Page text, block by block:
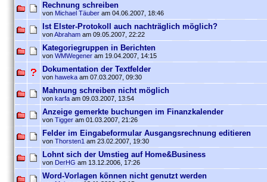
Rechnung schreiben
von Michael Täuber am 04.06.2007, 18:46
Ist Elster-Protokoll auch nachträglich möglich?
vonAbraham am 09.05.2007, 22:22
Kategoriegruppen in Berichten
von WMWegener am 19.04.2007, 14:15
Dokumentation der Textfelder
von haweka am 07.03.2007, 09:30
Mahnung schreiben nicht möglich
von karfa am 09.03.2007, 13:54
Anzeige gemerkte buchungen im Finanzkalender
von Tigger am 01.03.2007, 21:26
Felder im Eingabeformular Ausgangsrechnung editieren
von Thorsten1 am 23.02.2007, 19:30
Lohnt sich der Umstieg auf Home&Business
von DerHG am 13.12.2006, 17:26
Word-Vorlagen können nicht genutzt werden